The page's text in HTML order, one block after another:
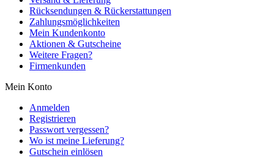
Rücksendungen & Rückerstattungen
Zahlungsmöglichkeiten
Mein Kundenkonto
Aktionen & Gutscheine
Weitere Fragen?
Firmenkunden
Mein Konto
Anmelden
Registrieren
Passwort vergessen?
Wo ist meine Lieferung?
Gutschein einlösen